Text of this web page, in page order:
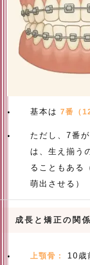
基本は 7番（
ただし、7番
は、生え揃う
ることもある
萌出させる）
成長と矯正の関係
上顎骨： 10歳